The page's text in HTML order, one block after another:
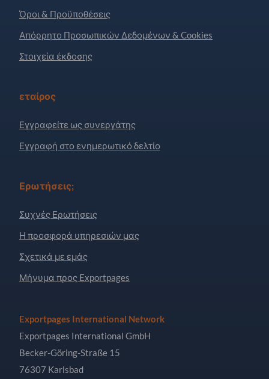
Όροι & Προϋποθέσεις
Απόρρητο Προσωπικών Δεδομένων & Cookies
Στοιχεία έκδοσης
εταίρος
Εγγραφείτε ως συνεργάτης
Εγγραφή στο ενημερωτικό δελτίο
Ερωτήσεις;
Συχνές Ερωτήσεις
Η προσφορά υπηρεσιών μας
Σχετικά με εμάς
Μήνυμα προς Exportpages
Exportpages International Network
Exportpages International GmbH
Becker-Göring-Straße 15
76307 Karlsbad